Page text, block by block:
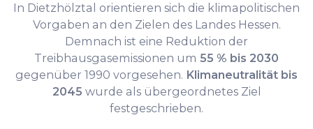
In Dietzhölztal orientieren sich die klimapolitischen
Vorgaben an den Zielen des Landes Hessen.
Demnach ist eine Reduktion der
Treibhausgasemissionen um 55 % bis 2030
gegenüber 1990 vorgesehen. Klimaneutralität bis
2045 wurde als übergeordnetes Ziel
festgeschrieben.